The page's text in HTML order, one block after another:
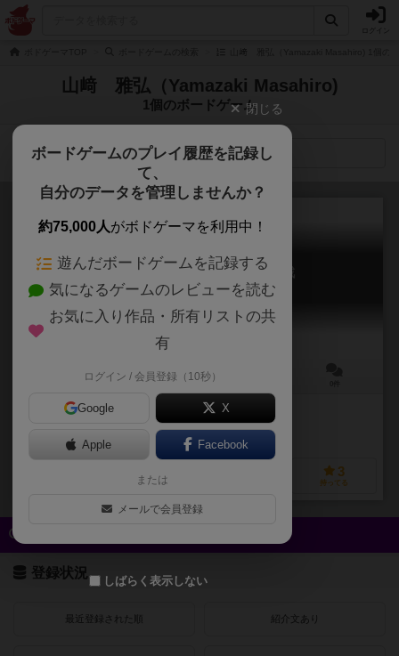
山﨑 雅弘（Yamazaki Masahiro)
1個のボードゲーム
検索メニュー
ツィタデレ作戦 クルスクの決戦
Zitadele: duel for Kursk, 1943
作品説明文の編集者を募集中
経験あり
3
持ってる
登録状況
最近登録された順 紹介文あり
閉じる
ボードゲームのプレイ履歴を記録し
て、
自分のデータを管理しませんか？
約75,000人がボドゲーマを利用中！
遊んだボードゲームを記録する
気になるゲームのレビューを読む
お気に入り作品・所有リストの共
有
ログイン / 会員登録（10秒）
Google X
Apple Facebook
または
メールで会員登録
しばらく表示しない